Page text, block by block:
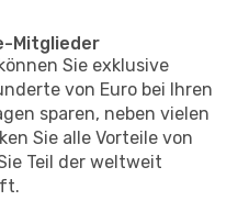
Mitglieder
Sie exklusive
von Euro bei Ihren
sparen, neben vielen
Sie alle Vorteile von
Teil der weltweit